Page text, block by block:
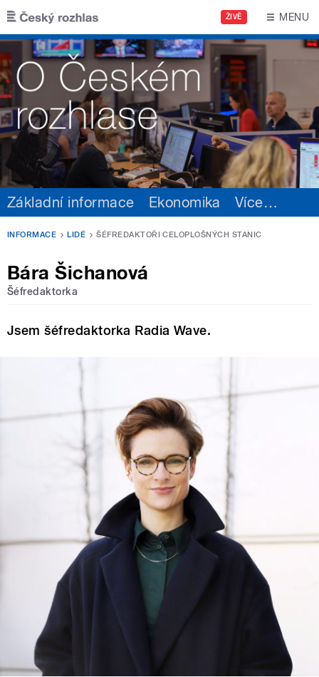
Přejít k hlavnímu obsahu
ŽIVĚ MENU
Základní informace Ekonomika Více…
INFORMACE LIDÉ ŠÉFREDAKTOŘI CELOPLOŠNÝCH STANIC
Bára Šichanová
Šéfredaktorka
Jsem šéfredaktorka Radia Wave.